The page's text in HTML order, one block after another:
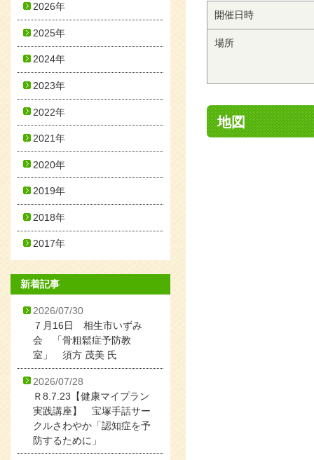
開催日時
場所
地図
2026年
2025年
2024年
2023年
2022年
2021年
2020年
2019年
2018年
2017年
新着記事
2026/07/30
７月16日 相生市いずみ
会 「骨粗鬆症予防教
室」 須方 茂美 氏
2026/07/28
Ｒ8.7.23【健康マイプラン
実践講座】 宝塚手話サー
クルさわやか「認知症を予
防するために」